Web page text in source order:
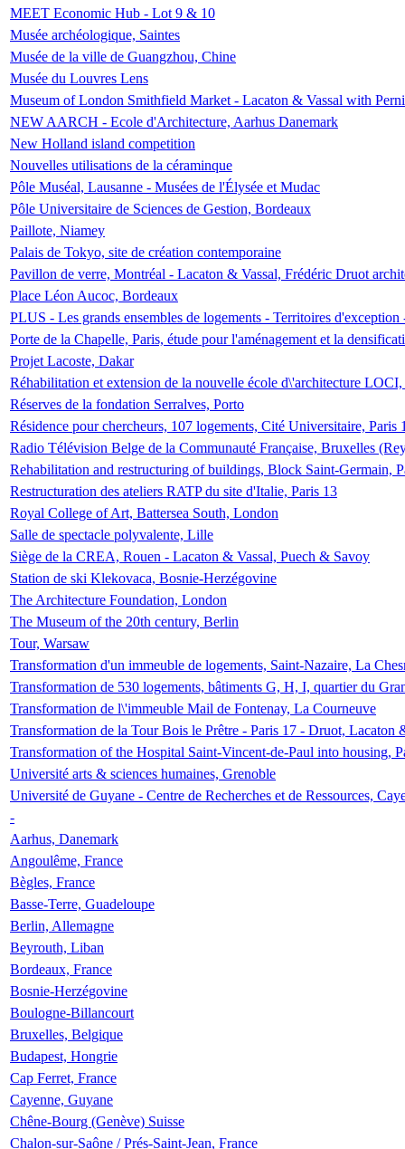
MEET Economic Hub - Lot 9 & 10
Musée archéologique, Saintes
Musée de la ville de Guangzhou, Chine
Musée du Louvres Lens
Museum of London Smithfield Market - Lacaton & Vassal with
NEW AARCH - Ecole d'Architecture, Aarhus Danemark
New Holland island competition
Nouvelles utilisations de la céraminque
Pôle Muséal, Lausanne - Musées de l'Élysée et Mudac
Pôle Universitaire de Sciences de Gestion, Bordeaux
Paillote, Niamey
Palais de Tokyo, site de création contemporaine
Pavillon de verre, Montréal - Lacaton & Vassal, Frédéric Druot
Place Léon Aucoc, Bordeaux
PLUS - Les grands ensembles de logements - Territoires
Porte de la Chapelle, Paris, étude pour l'aménagement et la
Projet Lacoste, Dakar
Réhabilitation et extension de la nouvelle école d\'architecture
Réserves de la fondation Serralves, Porto
Résidence pour chercheurs, 107 logements, Cité Universitaire, Paris
Radio Télévision Belge de la Communauté Française, Bruxelles
Rehabilitation and restructuring of buildings, Block Saint-Germain,
Restructuration des ateliers RATP du site d'Italie, Paris 13
Royal College of Art, Battersea South, London
Salle de spectacle polyvalente, Lille
Siège de la CREA, Rouen - Lacaton & Vassal, Puech & Savoy
Station de ski Klekovaca, Bosnie-Herzégovine
The Architecture Foundation, London
The Museum of the 20th century, Berlin
Tour, Warsaw
Transformation d'un immeuble de logements, Saint-Nazaire, La
Transformation de 530 logements, bâtiments G, H, I, quartier du
Transformation de l\'immeuble Mail de Fontenay, La Courneuve
Transformation de la Tour Bois le Prêtre - Paris 17 - Druot, Lacaton
Transformation of the Hospital Saint-Vincent-de-Paul into housing,
Université arts & sciences humaines, Grenoble
Université de Guyane - Centre de Recherches et de Ressources,
-
Aarhus, Danemark
Angoulême, France
Bègles, France
Basse-Terre, Guadeloupe
Berlin, Allemagne
Beyrouth, Liban
Bordeaux, France
Bosnie-Herzégovine
Boulogne-Billancourt
Bruxelles, Belgique
Budapest, Hongrie
Cap Ferret, France
Cayenne, Guyane
Chêne-Bourg (Genève) Suisse
Chalon-sur-Saône / Prés-Saint-Jean, France